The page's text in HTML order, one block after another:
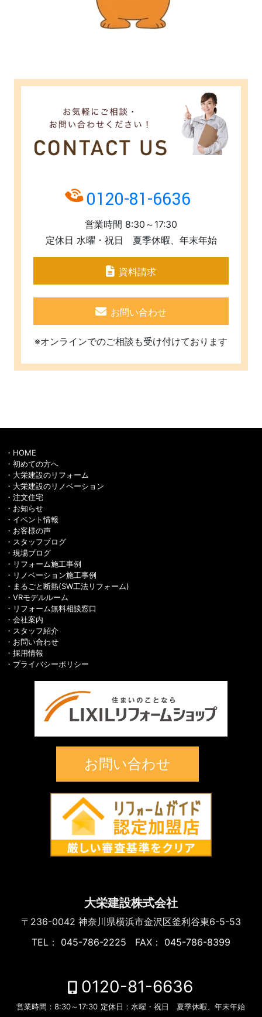
0120-81-6636
営業時間 8:30～17:30
定休日 水曜・祝日 夏季休暇、年末年始
資料請求
お問い合わせ
※オンラインでのご相談も受け付けております
HOME
初めての方へ
大栄建設のリフォーム
大栄建設のリノベーション
注文住宅
お知らせ
イベント情報
お客様の声
スタッフブログ
現場ブログ
リフォーム施工事例
リノベーション施工事例
まるごと断熱(SW工法リフォーム)
VRモデルルーム
リフォーム無料相談窓口
会社案内
スタッフ紹介
お問い合わせ
採用情報
プライバシーポリシー
お問い合わせ
大栄建設株式会社
〒236-0042 神奈川県横浜市金沢区釜利谷東6-5-53
TEL：
045-786-2225 FAX： 045-786-8399
0120-81-6636
営業時間：8:30～17:30 定休日：水曜・祝日 夏季休暇、年末年始